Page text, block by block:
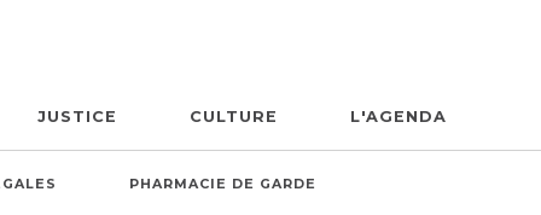
JUSTICE CULTURE L'AGENDA
PHARMACIE DE GARDE